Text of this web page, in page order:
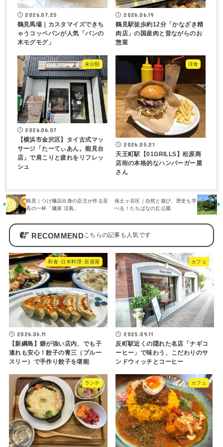
2026.07.25
鶴見馬場｜カスタマイズできち
ゃうコッペパンが人気「パンの
木モグモグ」
2026.06.19
鶴見駅徒歩約12分「かなざき精
肉店」の国産肉と昔ながらのお
惣菜
未分類
2026.06.07
【横浜市金沢区】タイ古式マッ
サージ「たーてぃあん。能見台
店」で肩こりと疲れをリフレッ
シュ
洋食
2026.05.21
天王町駅【01GRILLS】松原商
店街の本格的なハンバーガー屋
さん
鶴見｜つけ麺店出身の店主が作る至
高の一杯「麺屋 涼風」
保土ヶ谷区｜自然と遊び、歴史も学
べる！たちばなの丘公園
RECOMMEND
和食･日本料理･居酒屋
2026.06.11
【新綱島】癖が強い店内、でも子
連れも安心！餃子の青三（ブルー
スリー）で手作り餃子を堪能
カフェ
2025.09.11
反町駅近くの隠れた名店「ナギコ
ーヒー」で味わう、こだわりのサ
ンドウィッチとコーヒー
ランチ カフェ